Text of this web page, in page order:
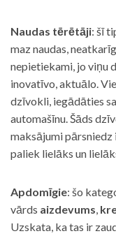
Naudas tērētāji: šī
maz naudas,
nepietiekami, jo viņu
inovatīvo, aktuālo.
dzīvokli, iegādāties
automašīnu. Šāds
maksājumi pārsniedz
paliek lielāks un
Apdomīgie: šo
vārds aizdevums,
Uzskata, ka tas ir